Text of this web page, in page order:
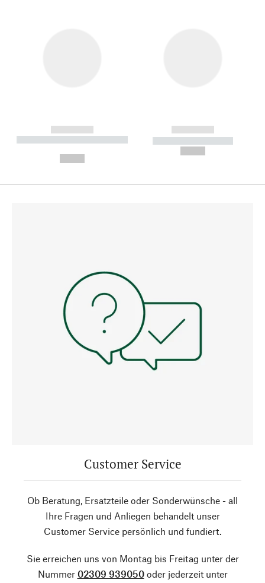
------------
----------- ----------- --------
------------
----------- -----------
Customer Service
Ob Beratung, Ersatzteile oder Sonderwünsche - all
Ihre Fragen und Anliegen behandelt unser
Customer Service persönlich und fundiert.
Sie erreichen uns von Montag bis Freitag unter der
Nummer 02309 939050oder jederzeit unter